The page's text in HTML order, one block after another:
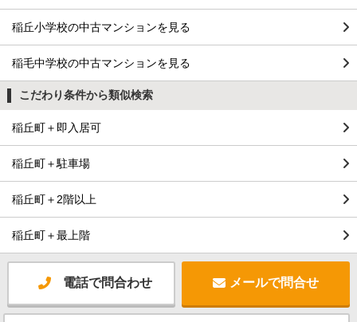
稲丘小学校の中古マンションを見る
稲毛中学校の中古マンションを見る
こだわり条件から類似検索
稲丘町＋即入居可
稲丘町＋駐車場
稲丘町＋2階以上
稲丘町＋最上階
電話で問合わせ メールで問合せ